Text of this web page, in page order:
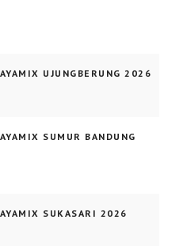
UJUNGBERUNG 2026
SUMUR BANDUNG
SUKASARI 2026